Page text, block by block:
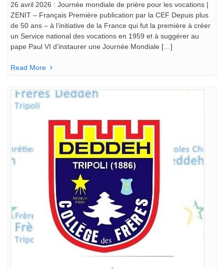
26 avril 2026 : Journée mondiale de prière pour les vocations |
ZENIT – Français Première publication par la CEF Depuis plus
de 50 ans – à l’initiative de la France qui fut la première à créer
un Service national des vocations en 1959 et à suggérer au
pape Paul VI d’instaurer une Journée Mondiale […]
Read More